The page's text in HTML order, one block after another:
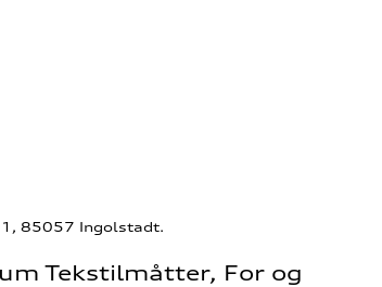
1, 85057 Ingolstadt.
Tekstilmåtter, For og